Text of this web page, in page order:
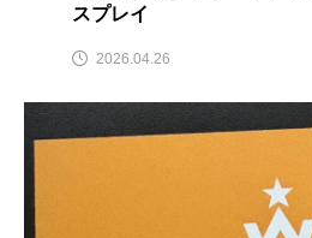
スプレイ
2026.04.26